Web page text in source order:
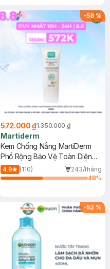
-58%
572.000 ₫1.350.000 ₫
Martiderm
Kem Chống Nắng MartiDerm
Phổ Rộng Bảo Vệ Toàn Diện
40ml
4.9 (110)
243/tháng
48%
-52 %